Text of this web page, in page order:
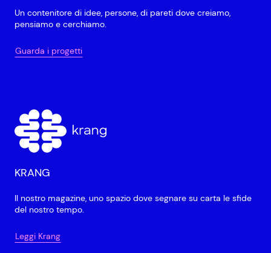
Un contenitore di idee, persone, di pareti dove creiamo,
pensiamo e cerchiamo.
Guarda i progetti
KRANG
Il nostro magazine, uno spazio dove segnare su carta le sfide
del nostro tempo.
Leggi Krang